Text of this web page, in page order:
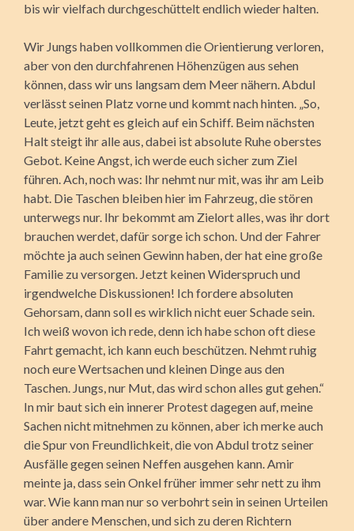
bis wir vielfach durchgeschüttelt endlich wieder halten.
Wir Jungs haben vollkommen die Orientierung verloren,
aber von den durchfahrenen Höhenzügen aus sehen
können, dass wir uns langsam dem Meer nähern. Abdul
verlässt seinen Platz vorne und kommt nach hinten. „So,
Leute, jetzt geht es gleich auf ein Schiff. Beim nächsten
Halt steigt ihr alle aus, dabei ist absolute Ruhe oberstes
Gebot. Keine Angst, ich werde euch sicher zum Ziel
führen. Ach, noch was: Ihr nehmt nur mit, was ihr am Leib
habt. Die Taschen bleiben hier im Fahrzeug, die stören
unterwegs nur. Ihr bekommt am Zielort alles, was ihr dort
brauchen werdet, dafür sorge ich schon. Und der Fahrer
möchte ja auch seinen Gewinn haben, der hat eine große
Familie zu versorgen. Jetzt keinen Widerspruch und
irgendwelche Diskussionen! Ich fordere absoluten
Gehorsam, dann soll es wirklich nicht euer Schade sein.
Ich weiß wovon ich rede, denn ich habe schon oft diese
Fahrt gemacht, ich kann euch beschützen. Nehmt ruhig
noch eure Wertsachen und kleinen Dinge aus den
Taschen. Jungs, nur Mut, das wird schon alles gut gehen.“
In mir baut sich ein innerer Protest dagegen auf, meine
Sachen nicht mitnehmen zu können, aber ich merke auch
die Spur von Freundlichkeit, die von Abdul trotz seiner
Ausfälle gegen seinen Neffen ausgehen kann. Amir
meinte ja, dass sein Onkel früher immer sehr nett zu ihm
war. Wie kann man nur so verbohrt sein in seinen Urteilen
über andere Menschen, und sich zu deren Richtern